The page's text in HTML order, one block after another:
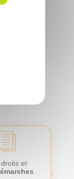
et
droits et